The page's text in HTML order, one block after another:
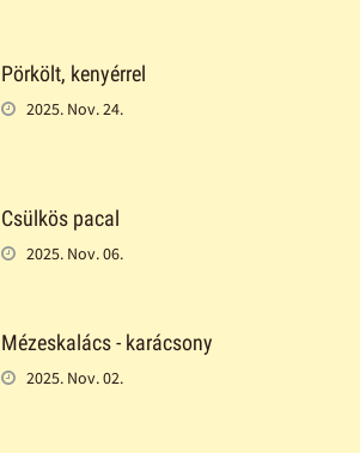
Pörkölt, kenyérrel
2025. Nov. 24.
Csülkös pacal
2025. Nov. 06.
Mézeskalács - karácsony
2025. Nov. 02.